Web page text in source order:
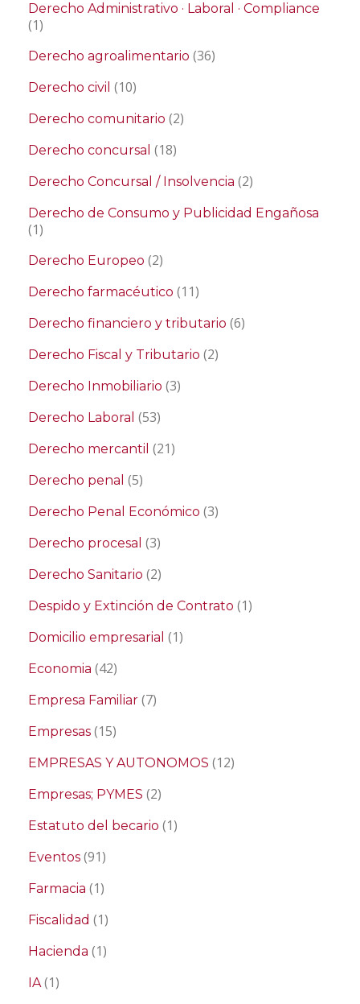
Derecho Administrativo · Laboral · Compliance
(1)
Derecho agroalimentario (36)
Derecho civil (10)
Derecho comunitario (2)
Derecho concursal (18)
Derecho Concursal / Insolvencia (2)
Derecho de Consumo y Publicidad Engañosa
(1)
Derecho Europeo (2)
Derecho farmacéutico (11)
Derecho financiero y tributario (6)
Derecho Fiscal y Tributario (2)
Derecho Inmobiliario (3)
Derecho Laboral (53)
Derecho mercantil (21)
Derecho penal (5)
Derecho Penal Económico (3)
Derecho procesal (3)
Derecho Sanitario (2)
Despido y Extinción de Contrato (1)
Domicilio empresarial (1)
Economia (42)
Empresa Familiar (7)
Empresas (15)
EMPRESAS Y AUTONOMOS (12)
Empresas; PYMES (2)
Estatuto del becario (1)
Eventos (91)
Farmacia (1)
Fiscalidad (1)
Hacienda (1)
IA(1)